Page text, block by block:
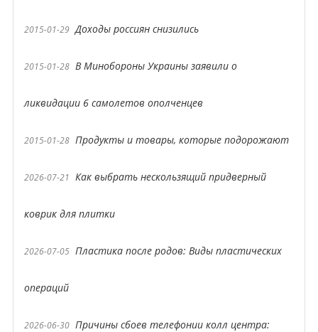
2015-01-29 Доходы россиян снизились
2015-01-28 В Минобороны Украины заявили о
ликвидации 6 самолетов ополченцев
2015-01-28 Продукты и товары, которые подорожают
2026-07-21 Как выбрать нескользящий придверный
коврик для плитки
2026-07-05 Пластика после родов: Виды пластических
операций
2026-06-30 Причины сбоев телефонии колл центра: